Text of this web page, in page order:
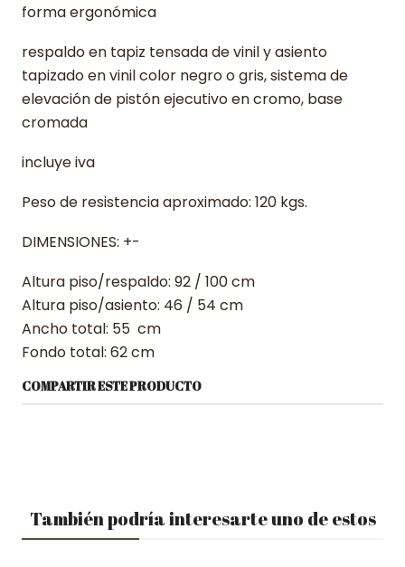
forma ergonómica
respaldo en tapiz tensada de vinil y asiento
tapizado en vinil color negro o gris, sistema de
elevación de pistón ejecutivo en cromo, base
cromada
incluye iva
Peso de resistencia aproximado: 120 kgs.
DIMENSIONES: +-
Altura piso/respaldo: 92 / 100 cm
Altura piso/asiento: 46 / 54 cm
Ancho total: 55 cm
Fondo total: 62 cm
COMPARTIR ESTE PRODUCTO
También podría interesarte uno de estos